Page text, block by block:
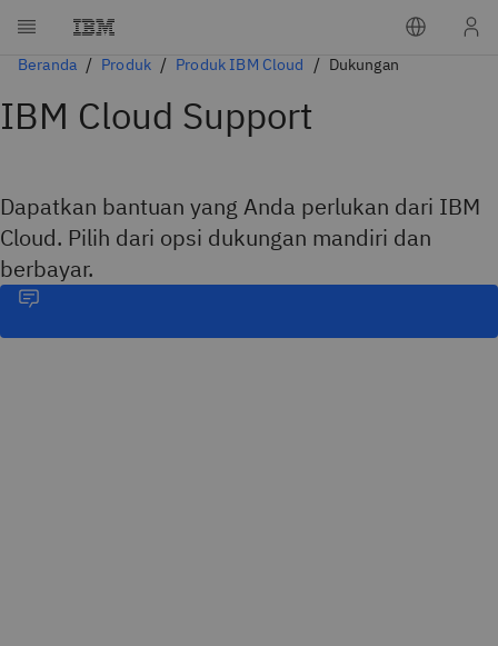
Beranda Produk Produk IBM Cloud Dukungan
IBM Cloud Support
Dapatkan bantuan yang Anda perlukan dari IBM
Cloud. Pilih dari opsi dukungan mandiri dan
berbayar.